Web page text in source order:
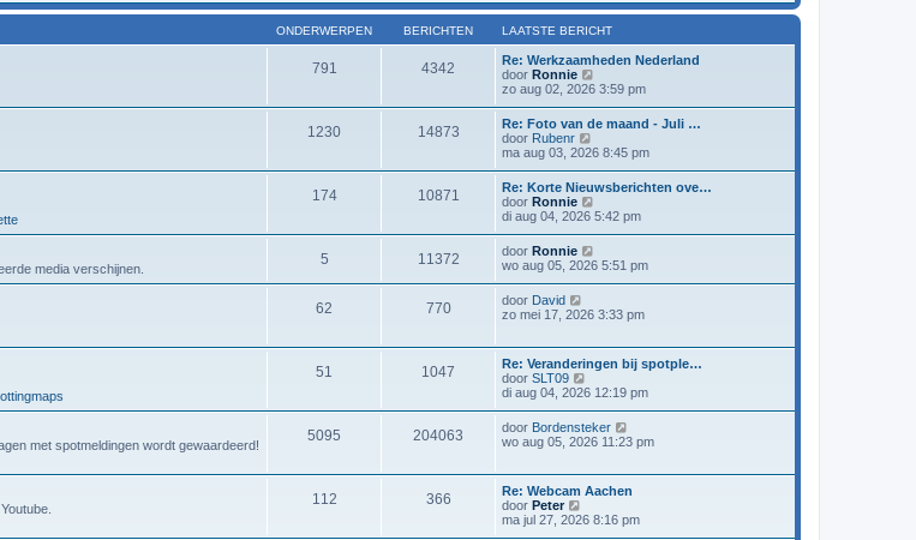
l
a
a
s
e
b
e
i
c
h
t
i
j
l
a
a
t
s
t
b
e
r
c
ONDERWERPEN BERICHTEN LAATSTE BERICHT
791 4342
Re: Werkzaamheden Nederland
door Ronnie
e
j
k
l
a
a
s
t
b
e
r
c
t
zo aug 02, 2026 3:59 pm
1230 14873
Re: Foto van de maand - Juli …
door Rubenr
e
j
k
l
a
a
t
s
e
b
r
i
h
t
ma aug 03, 2026 8:45 pm
174 10871
Re: Korte Nieuwsberichten ove…
door Ronnie
e
j
k
l
a
s
t
e
b
e
r
i
c
t
di aug 04, 2026 5:42 pm
media verschijnen.
5 11372 door Ronnie
e
k
a
a
s
t
e
b
e
i
c
t
wo aug 05, 2026 5:51 pm
62 770 door David
e
j
k
l
a
a
t
s
e
b
e
r
i
zo mei 17, 2026 3:33 pm
51 1047
Re: Veranderingen bij spotple…
door SLT09
e
j
k
a
a
s
t
di aug 04, 2026 12:19 pm
met spotmeldingen wordt gewaardeerd!
5095 204063 door Bordensteker
e
k
a
wo aug 05, 2026 11:23 pm
112 366
Re: Webcam Aachen
door Peter
e
ma jul 27, 2026 8:16 pm